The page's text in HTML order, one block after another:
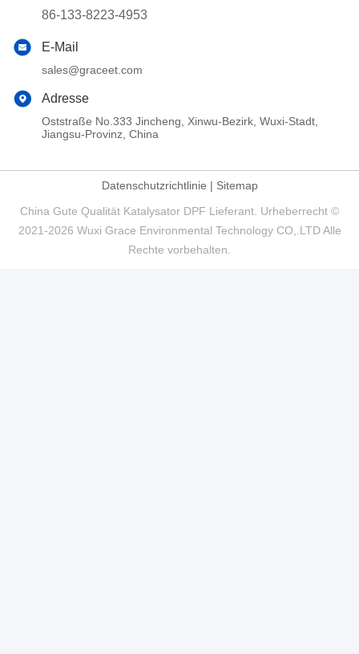
86-133-8223-4953
E-Mail
sales@graceet.com
Adresse
Oststraße No.333 Jincheng, Xinwu-Bezirk, Wuxi-Stadt,
Jiangsu-Provinz, China
Datenschutzrichtlinie | Sitemap
China Gute Qualität Katalysator DPF Lieferant. Urheberrecht ©
2021-2026 Wuxi Grace Environmental Technology CO,.LTD Alle
Rechte vorbehalten.